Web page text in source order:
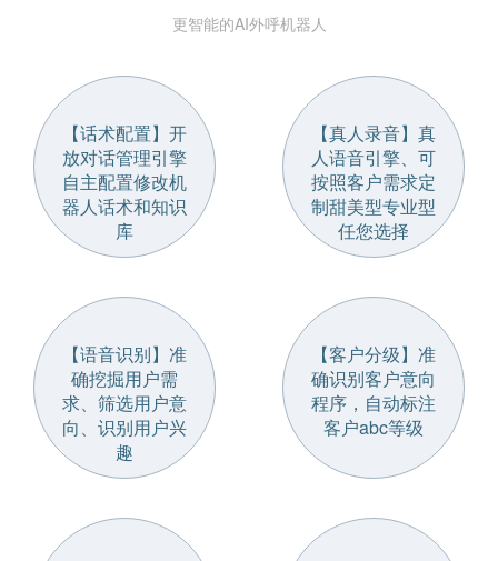
更智能的AI外呼机器人
【话术配置】开
放对话管理引擎
自主配置修改机
器人话术和知识
库
【真人录音】真
人语音引擎、可
按照客户需求定
制甜美型专业型
任您选择
【语音识别】准
确挖掘用户需
求、筛选用户意
向、识别用户兴
趣
【客户分级】准
确识别客户意向
程序，自动标注
客户abc等级